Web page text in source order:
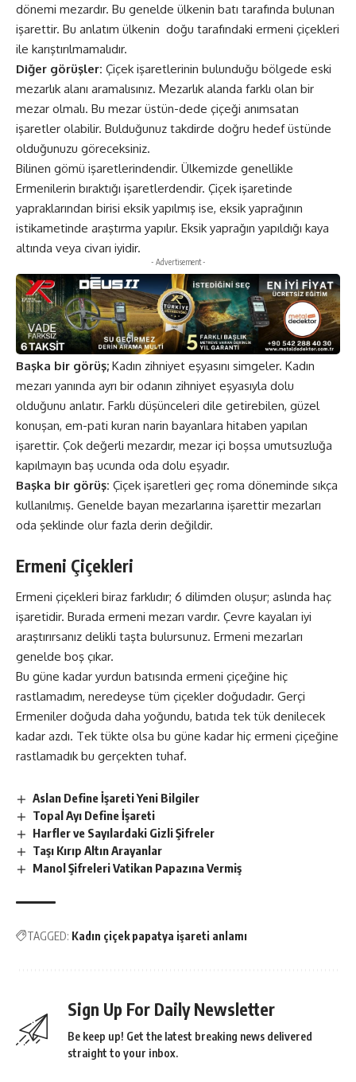
dönemi mezardır. Bu genelde ülkenin batı tarafında bulunan
işarettir. Bu anlatım ülkenin doğu tarafındaki ermeni çiçekleri
ile karıştırılmamalıdır.
Diğer görüşler: Çiçek işaretlerinin bulunduğu bölgede eski
mezarlık alanı aramalısınız. Mezarlık alanda farklı olan bir
mezar olmalı. Bu mezar üstün-dede çiçeği anımsatan
işaretler olabilir. Bulduğunuz takdirde doğru hedef üstünde
olduğunuzu göreceksiniz.
Bilinen gömü işaretlerindendir. Ülkemizde genellikle
Ermenilerin bıraktığı işaretlerdendir. Çiçek işaretinde
yapraklarından birisi eksik yapılmış ise, eksik yaprağının
istikametinde araştırma yapılır. Eksik yaprağın yapıldığı kaya
altında veya civarı iyidir.
- Advertisement -
Başka bir görüş; Kadın zihniyet eşyasını simgeler. Kadın
mezarı yanında ayrı bir odanın zihniyet eşyasıyla dolu
olduğunu anlatır. Farklı düşünceleri dile getirebilen, güzel
konuşan, em-pati kuran narin bayanlara hitaben yapılan
işarettir. Çok değerli mezardır, mezar içi boşsa umutsuzluğa
kapılmayın baş ucunda oda dolu eşyadır.
Başka bir görüş: Çiçek işaretleri geç roma döneminde sıkça
kullanılmış. Genelde bayan mezarlarına işarettir mezarları
oda şeklinde olur fazla derin değildir.
Ermeni Çiçekleri
Ermeni çiçekleri biraz farklıdır; 6 dilimden oluşur; aslında haç
işaretidir. Burada ermeni mezarı vardır. Çevre kayaları iyi
araştırırsanız delikli taşta bulursunuz. Ermeni mezarları
genelde boş çıkar.
Bu güne kadar yurdun batısında ermeni çiçeğine hiç
rastlamadım, neredeyse tüm çiçekler doğudadır. Gerçi
Ermeniler doğuda daha yoğundu, batıda tek tük denilecek
kadar azdı. Tek tükte olsa bu güne kadar hiç ermeni çiçeğine
rastlamadık bu gerçekten tuhaf.
Aslan Define İşareti Yeni Bilgiler
Topal Ayı Define İşareti
Harfler ve Sayılardaki Gizli Şifreler
Taşı Kırıp Altın Arayanlar
Manol Şifreleri Vatikan Papazına Vermiş
TAGGED: Kadın çiçek papatya işareti anlamı
Sign Up For Daily Newsletter
Be keep up! Get the latest breaking news delivered
straight to your inbox.